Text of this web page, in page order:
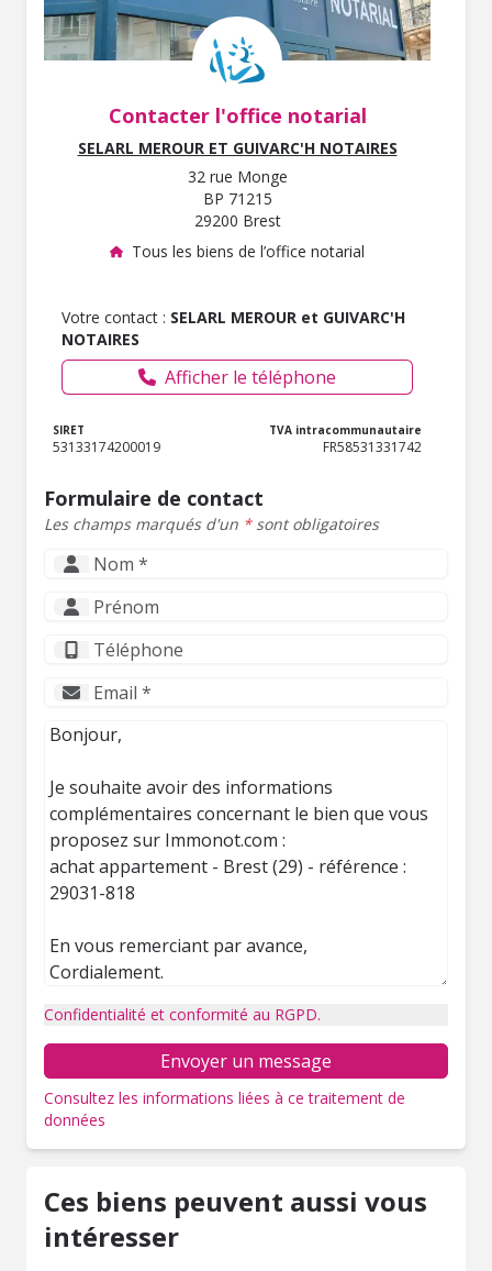
Contacter l'office notarial
SELARL MEROUR ET GUIVARC'H NOTAIRES
32 rue Monge
BP 71215
29200 Brest
Tous les biens de l’office notarial
Votre contact : SELARL MEROUR et GUIVARC'H
NOTAIRES
Afficher le téléphone
SIRET
53133174200019
TVA intracommunautaire
FR58531331742
Formulaire de contact
Les champs marqués d'un *sont obligatoires
Confidentialité et conformité au RGPD.
Envoyer un message
Consultez les informations liées à ce traitement de
données
Ces biens peuvent aussi vous
intéresser